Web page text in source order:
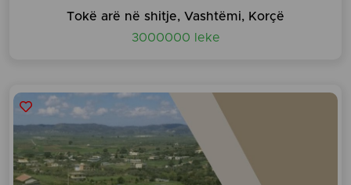
Tokë arë në shitje, Vashtëmi, Korçë
3000000 leke